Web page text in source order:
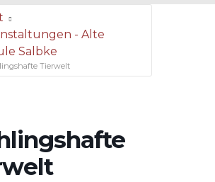
- Alte
Salbke
Tierwelt